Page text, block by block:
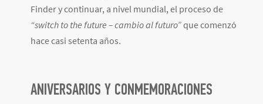
Finder y continuar, a nivel mundial, el proceso de
“switch to the future – cambio al futuro”que comenzó
hace casi setenta años.
ANIVERSARIOS Y CONMEMORACIONES